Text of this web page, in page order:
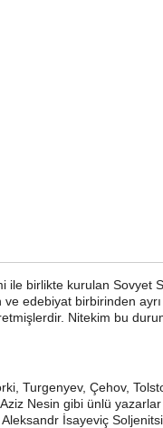
birlikte kurulan Sovyet
ve edebiyat birbirinden
Nitekim bu
Turgenyev, Çehov,
Nesin gibi ünlü
İsayeviç